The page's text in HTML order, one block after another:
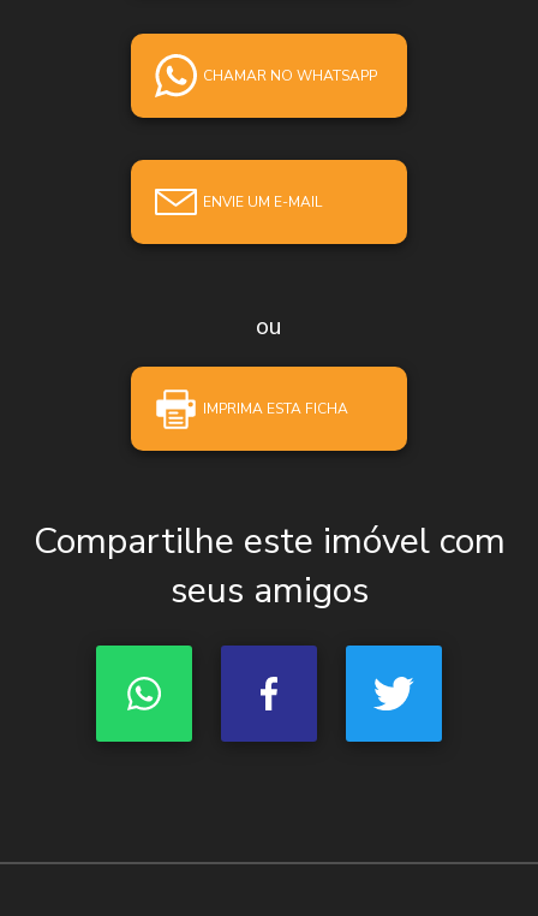
CHAMAR NO WHATSAPP
ENVIE UM E-MAIL
ou
IMPRIMA ESTA FICHA
Compartilhe este imóvel com
seus amigos